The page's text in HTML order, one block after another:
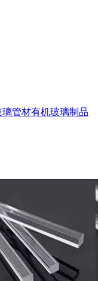
璃管材有机玻璃制品